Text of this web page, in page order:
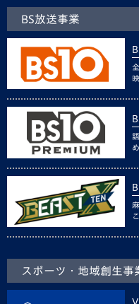
BS放送事業
スポーツ・地域創生事